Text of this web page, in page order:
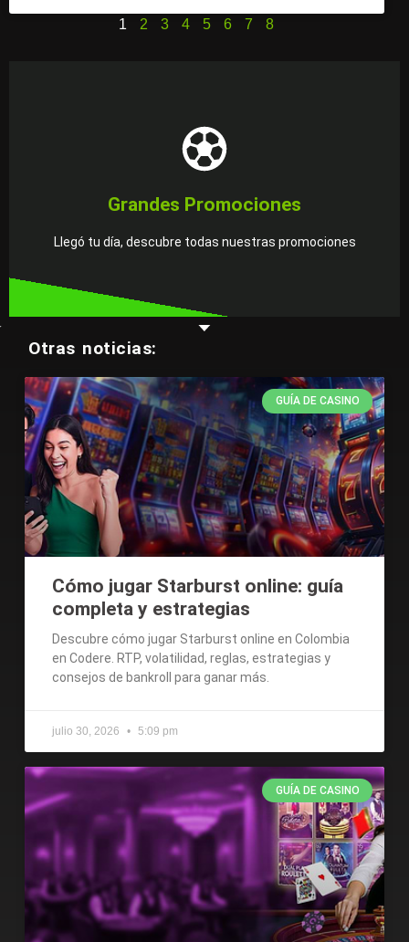
1 2 3 4 5 6 7 8
Grandes Promociones
Llegó tu día, descubre todas nuestras promociones
¡Juégatela con nosotros!
especial para ti. No lo pienses más, hoy es tu día de
Más Información
Otras noticias:
GUÍA DE CASINO
Cómo jugar Starburst online: guía
completa y estrategias
Descubre cómo jugar Starburst online en Colombia
en Codere. RTP, volatilidad, reglas, estrategias y
consejos de bankroll para ganar más.
julio 30, 2026 5:09 pm
GUÍA DE CASINO